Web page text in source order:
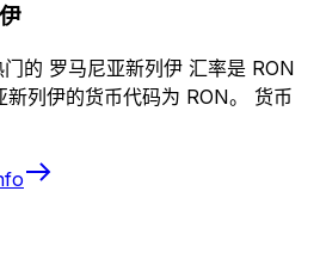
的 罗马尼亚新列伊 汇率是 RON
列伊的货币代码为 RON。 货币